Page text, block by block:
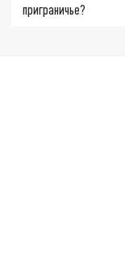
приграничье?